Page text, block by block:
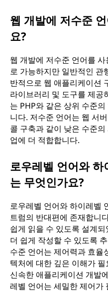
웹 개발에 저수준
요?
웹 개발에 저수준 언어를
로 가능하지만 일반적인 관
반적으로 웹 애플리케이션
라이브러리 및 도구를 제
는 PHP와 같은 상위 수준
니다. 저수준 언어는 웹 서
콜 구축과 같이 낮은 수준
업에 더 적합합니다.
로우레벨 언어와
는 무엇인가요?
로우레벨 언어와 하이레벨
트럼의 반대편에 존재합니
쉽게 읽을 수 있도록 설계
더 쉽게 작성할 수 있도록
수준 언어는 제어력과 효율
텍처에 대한 깊은 이해가
신속한 애플리케이션 개발
레벨 언어는 세밀한 제어가